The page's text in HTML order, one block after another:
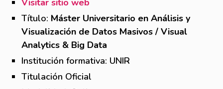
Visitar sitio web
Título: Máster Universitario en Análisis y
Visualización de Datos Masivos / Visual
Analytics & Big Data
Institución formativa: UNIR
Titulación Oficial